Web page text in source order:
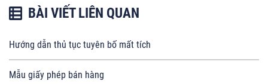
BÀI VIẾT LIÊN QUAN
Hướng dẫn thủ tục tuyên bố mất tích
Mẫu giấy phép bán hàng